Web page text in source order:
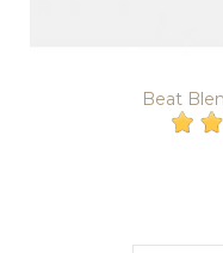
Beat